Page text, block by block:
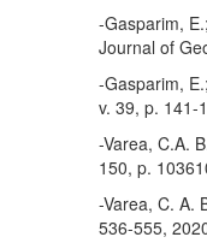
-Gasparim,
Journal of
-Gasparim,
v. 39, p. 141-
-Varea, C.A.
150, p.
-Varea, C. A.
536-555,